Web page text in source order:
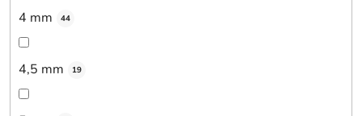
4 mm 44
4,5 mm 19